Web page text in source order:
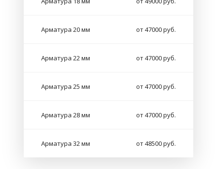
Арматура 20 мм от 47000 руб.
Арматура 22 мм от 47000 руб.
Арматура 25 мм от 47000 руб.
Арматура 28 мм от 47000 руб.
Арматура 32 мм от 48500 руб.